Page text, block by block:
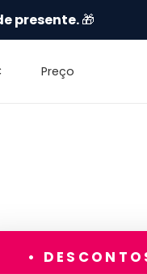
presente.🎁
Preço
•